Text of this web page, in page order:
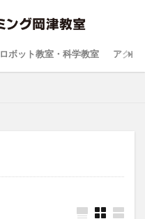
ロボット教室・科学教室 アクセ